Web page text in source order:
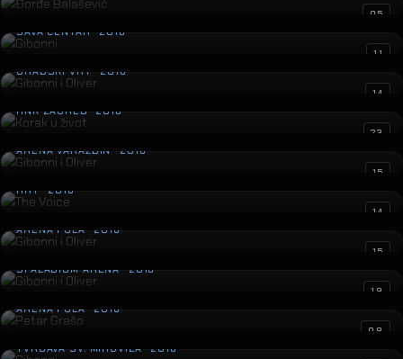
05
Gibonni
SAVA CENTAR · 2016
11
Gibonni i Oliver
GRADSKI VRT · 2016
14
Korak u život
HNK ZAGREB · 2016
23
Gibonni i Oliver
ARENA VARAŽDIN · 2016
15
The Voice
HRT · 2016
14
Gibonni i Oliver
ARENA PULA · 2016
15
Gibonni i Oliver
SPALADIUM ARENA · 2016
19
Petar Grašo
ARENA PULA · 2016
08
Gibonni
TVRĐAVA SV. MIHOVILA · 2016